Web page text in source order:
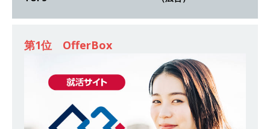
を持つグローバルメーカー ｜ 年間休日129日・
土日祝完全休み ｜ 売上高1,138億円 ｜ プライム
体育会積極採用企業
[ 2026年5月14日 ]
【 28卒 ｜ 適性検査合否免
除・面接確約!! ｜ 1dayインターンあり 】 東京勤
務限定 ｜ 世界No.1の不動産投資市場東京で投資
第1位 OfferBox